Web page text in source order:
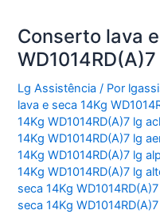
Conserto lava
WD1014RD(A)7
Lg Assistência / Por
lava e seca 14Kg
14Kg WD1014RD(A)7 lg
14Kg WD1014RD(A)7 lg
14Kg WD1014RD(A)7 lg
14Kg WD1014RD(A)7 lg
seca 14Kg
seca 14Kg